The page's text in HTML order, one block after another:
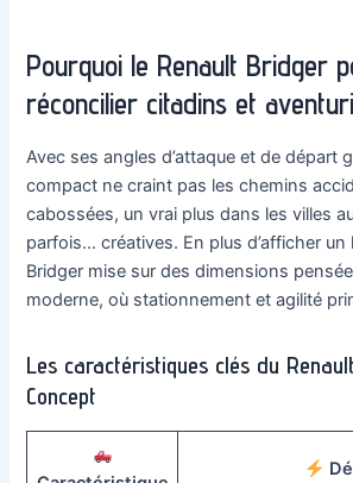
Pourquoi le Renault Bridger
réconcilier citadins et
Avec ses angles d’attaque et de départ
compact ne craint pas les chemins
cabossées, un vrai plus dans les villes
parfois… créatives. En plus d’afficher
Bridger mise sur des dimensions
moderne, où stationnement et agilité
Les caractéristiques clés du
Concept